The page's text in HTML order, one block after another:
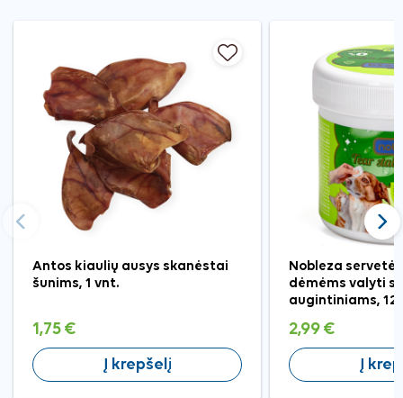
Antos kiaulių ausys skanėstai
šunims, 1 vnt.
1,75 €
Į krepšelį
Nobleza
dėmėms valyti
augintiniams,
2,99 €
Į
Ankstesnis